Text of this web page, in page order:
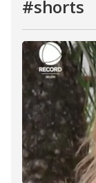
#shorts